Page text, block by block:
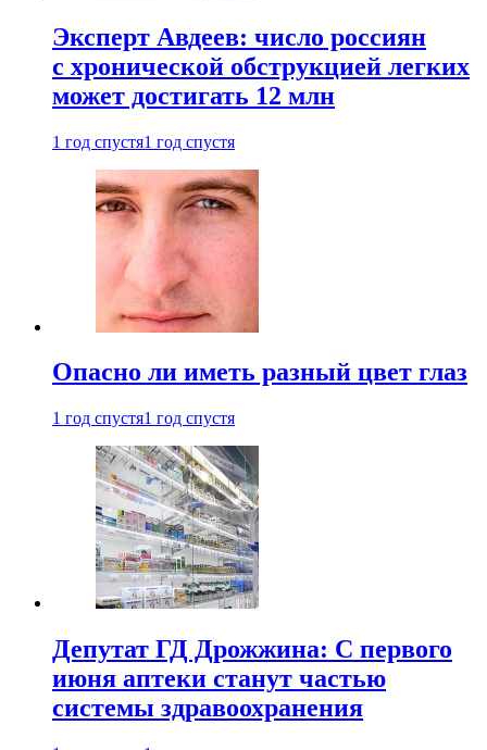
Эксперт Авдеев: число россиян
с хронической обструкцией легких
может достигать 12 млн
1 год спустя1 год спустя
Опасно ли иметь разный цвет глаз
1 год спустя1 год спустя
Депутат ГД Дрожжина: С первого
июня аптеки станут частью
системы здравоохранения